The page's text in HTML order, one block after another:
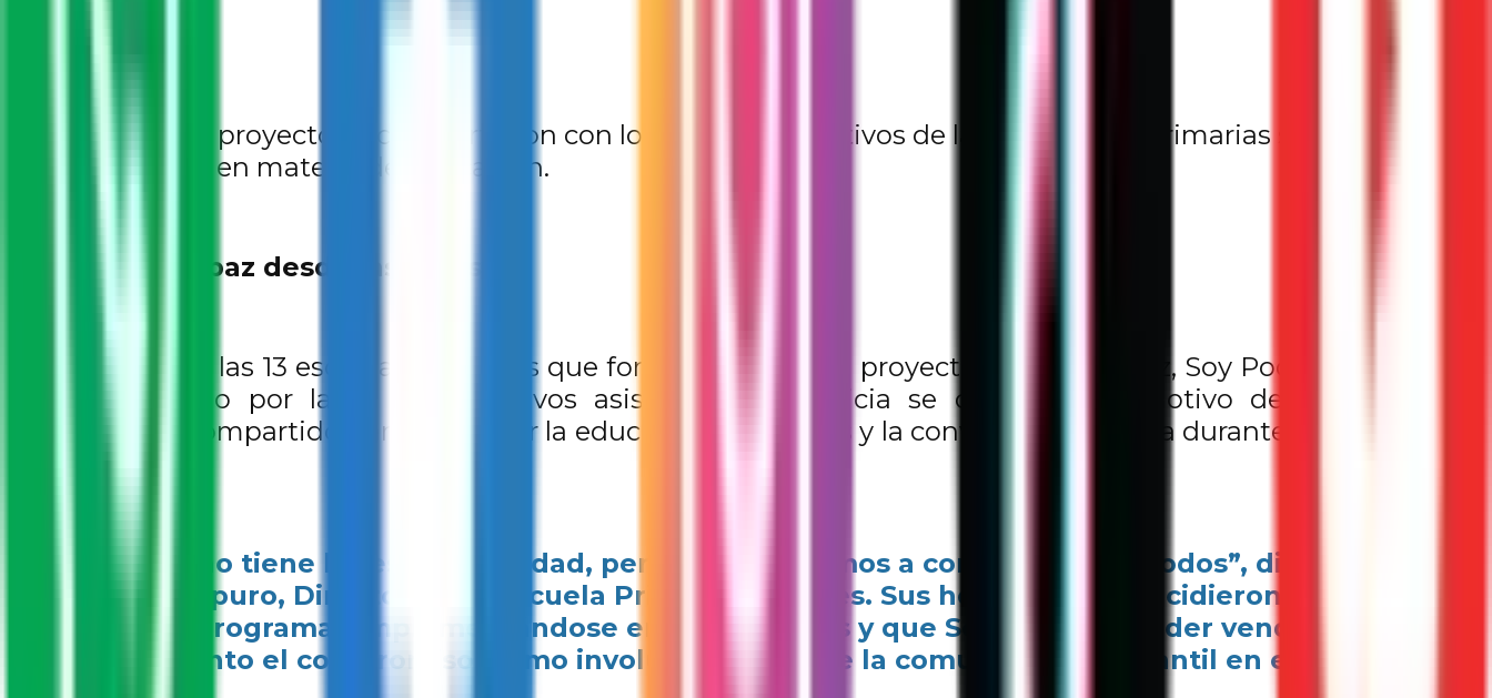
Los detalles del proyecto se compartieron con los equipos directivos de las 13 escuelas primarias seleccionadas y
las autoridades en materia de educación.
Unidos por la paz desde las aulas
La selección de las 13 escuelas primarias que formarán parte del proyecto piloto Soy Paz, Soy Poder fue recibida
con entusiasmo por las y los directivos asistentes. La noticia se convirtió en motivo de celebración y
compromiso compartido para fortalecer la educación en valores y la convivencia pacífica durante el ciclo escolar
“El Gobierno tiene la responsabilidad, pero la paz la vamos a construir entre todos”, dijo Víctor
Manuel Aispuro, Director de la Escuela Primaria Sócrates. Sus homólogos coincidieron en que
hay otros programas implementándose en sus escuelas y que Soy Paz, Soy Poder vendría a
reforzar tanto el compromiso, como involucramiento de la comunidad estudiantil en ellos.